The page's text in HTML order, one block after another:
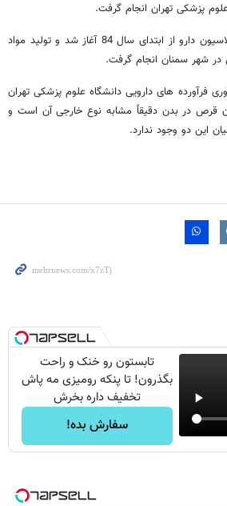
پزشکی تهران انجام گرفت.
کبریایی زاده یادآور شد: فرمولاسیون دارو از ابتدای سال 84 آغاز شد و تولید مواد
در شهر سمنان انجام گرفت.
فرآورده های دارویی دانشگاه علوم پزشکی تهران
قرص در بدن دقیقاً مشابه نوع خارجی آن است و
این دو وجود ندارد.
تابستون رو خنک و راحت
بگذرون! تا پنکه رومیزی مه پاش
تخفیف داره بخرش
سفارش بده!